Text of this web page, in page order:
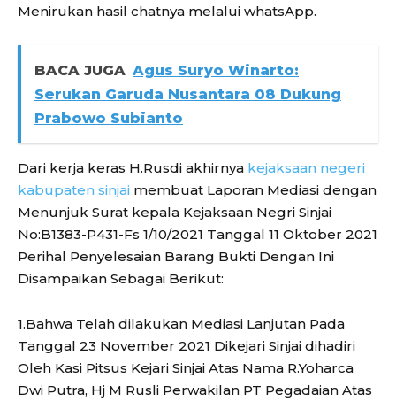
Menirukan hasil chatnya melalui whatsApp.
BACA JUGA Agus Suryo Winarto:
Serukan Garuda Nusantara 08 Dukung
Prabowo Subianto
Dari kerja keras H.Rusdi akhirnya kejaksaan negeri
kabupaten sinjai membuat Laporan Mediasi dengan
Menunjuk Surat kepala Kejaksaan Negri Sinjai
No:B1383-P431-Fs 1/10/2021 Tanggal 11 Oktober 2021
Perihal Penyelesaian Barang Bukti Dengan Ini
Disampaikan Sebagai Berikut:
1.Bahwa Telah dilakukan Mediasi Lanjutan Pada
Tanggal 23 November 2021 Dikejari Sinjai dihadiri
Oleh Kasi Pitsus Kejari Sinjai Atas Nama R.Yoharca
Dwi Putra, Hj M Rusli Perwakilan PT Pegadaian Atas